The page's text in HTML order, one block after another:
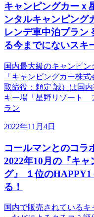
キャンピングカー
ンタルキャンピング
レンデ車中泊プラン
る今までにないスキ
国内最大級のキャンピ
「キャンピングカー株
取締役：頼定 誠）は国
キー場「星野リゾート
ラン
2022年11月4日
コールマンとのコラ
2022年10月の『キ
グ』 １位の
る！
国内で販売されている